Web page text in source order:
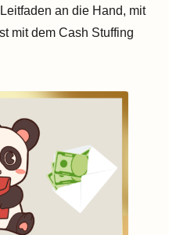
an die Hand, mit
mit dem Cash Stuffing